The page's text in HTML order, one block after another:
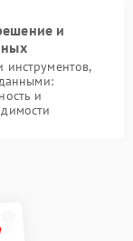
и
и